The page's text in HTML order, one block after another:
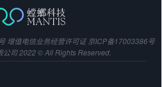
增值电信业务经营许可证 京ICP备17003386号
公司 2022 © All Rights Reserved.